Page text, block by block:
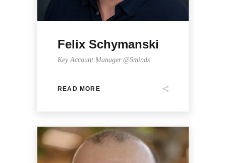
Felix Schymanski
Key Account Manager @5minds
READ MORE